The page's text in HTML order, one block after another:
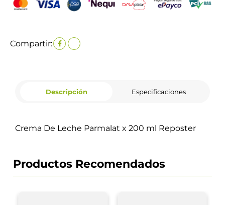
Compartir:
Descripción Especificaciones
Crema De Leche Parmalat x 200 ml Reposter
Productos Recomendados